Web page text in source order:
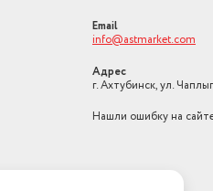
Email
info@astmarket.com
Адрес
г. Ахтубинск, ул.
Нашли ошибку на